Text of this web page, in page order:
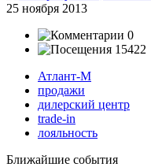
25 ноября 2013
0
15422
Атлант-М
продажи
дилерский центр
trade-in
лояльность
Ближайшие события